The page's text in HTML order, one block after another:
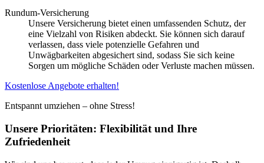
Rundum-Versicherung
Unsere Versicherung bietet einen umfassenden Schutz, der
eine Vielzahl von Risiken abdeckt. Sie können sich darauf
verlassen, dass viele potenzielle Gefahren und
Unwägbarkeiten abgesichert sind, sodass Sie sich keine
Sorgen um mögliche Schäden oder Verluste machen müssen.
Kostenlose Angebote erhalten!
Entspannt umziehen – ohne Stress!
Unsere Prioritäten: Flexibilität und Ihre
Zufriedenheit